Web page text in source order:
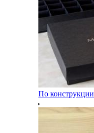
По конструкции